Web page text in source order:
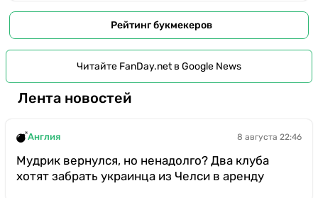
Рейтинг букмекеров
Читайте FanDay.net в Google News
Лента новостей
Англия 8 августа 22:46
Мудрик вернулся, но ненадолго? Два клуба
хотят забрать украинца из Челси в аренду